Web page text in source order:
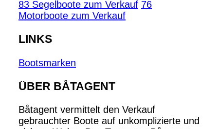
83 Segelboote zum Verkauf 76
Motorboote zum Verkauf
LINKS
Bootsmarken
ÜBER BÅTAGENT
Båtagent vermittelt den Verkauf
gebrauchter Boote auf unkomplizierte und